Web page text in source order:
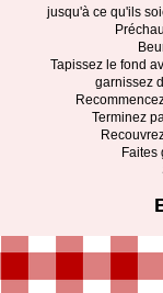
jusqu'à ce qu'ils
Tapissez le fond
garnissez
Terminez
Faites